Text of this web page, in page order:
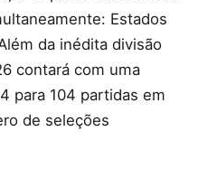
Estados
da inédita divisão
contará com uma
para 104 partidas em
de seleções